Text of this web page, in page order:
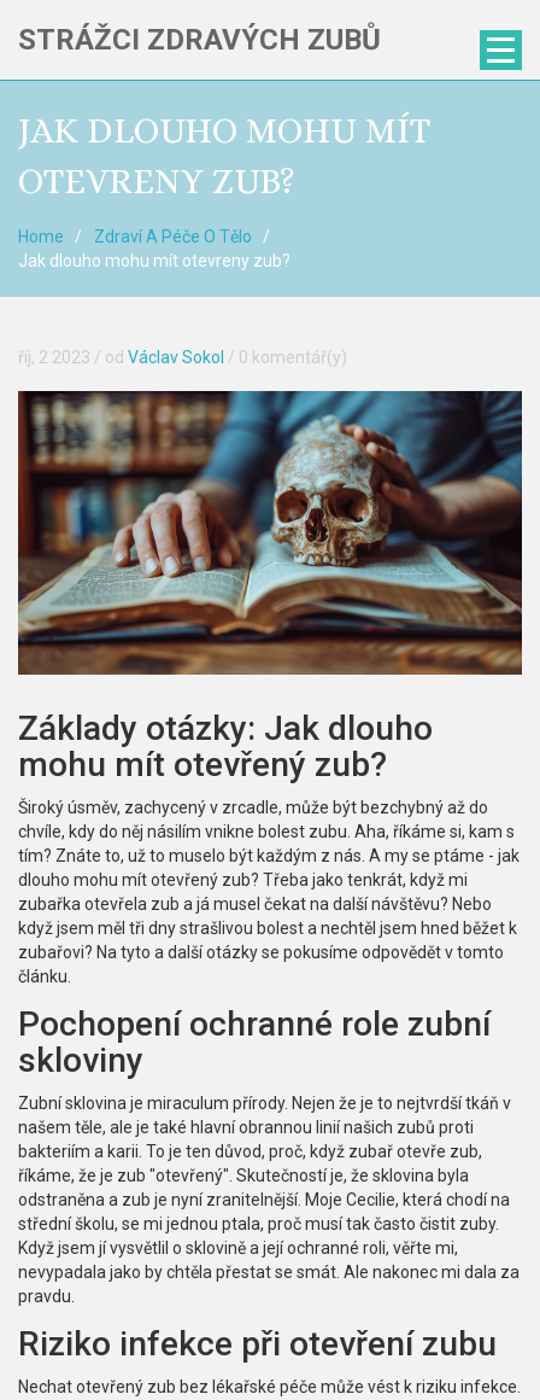
STRÁŽCI ZDRAVÝCH ZUBŮ
JAK DLOUHO MOHU MÍT
OTEVRENY ZUB?
Home
Zdraví A Péče O Tělo
Jak dlouho mohu mít otevreny zub?
říj, 2 2023 / od Václav Sokol / 0 komentář(y)
Základy otázky: Jak dlouho
mohu mít otevřený zub?
Široký úsměv, zachycený v zrcadle, může být bezchybný až do
chvíle, kdy do něj násilím vnikne bolest zubu. Aha, říkáme si, kam s
tím? Znáte to, už to muselo být každým z nás. A my se ptáme - jak
dlouho mohu mít otevřený zub? Třeba jako tenkrát, když mi
zubařka otevřela zub a já musel čekat na další návštěvu? Nebo
když jsem měl tři dny strašlivou bolest a nechtěl jsem hned běžet k
zubařovi? Na tyto a další otázky se pokusíme odpovědět v tomto
článku.
Pochopení ochranné role zubní
skloviny
Zubní sklovina je miraculum přírody. Nejen že je to nejtvrdší tkáň v
našem těle, ale je také hlavní obrannou linií našich zubů proti
bakteriím a karii. To je ten důvod, proč, když zubař otevře zub,
říkáme, že je zub "otevřený". Skutečností je, že sklovina byla
odstraněna a zub je nyní zranitelnější. Moje Cecilie, která chodí na
střední školu, se mi jednou ptala, proč musí tak často čistit zuby.
Když jsem jí vysvětlil o sklovině a její ochranné roli, věřte mi,
nevypadala jako by chtěla přestat se smát. Ale nakonec mi dala za
pravdu.
Riziko infekce při otevření zubu
Nechat otevřený zub bez lékařské péče může vést k riziku infekce.